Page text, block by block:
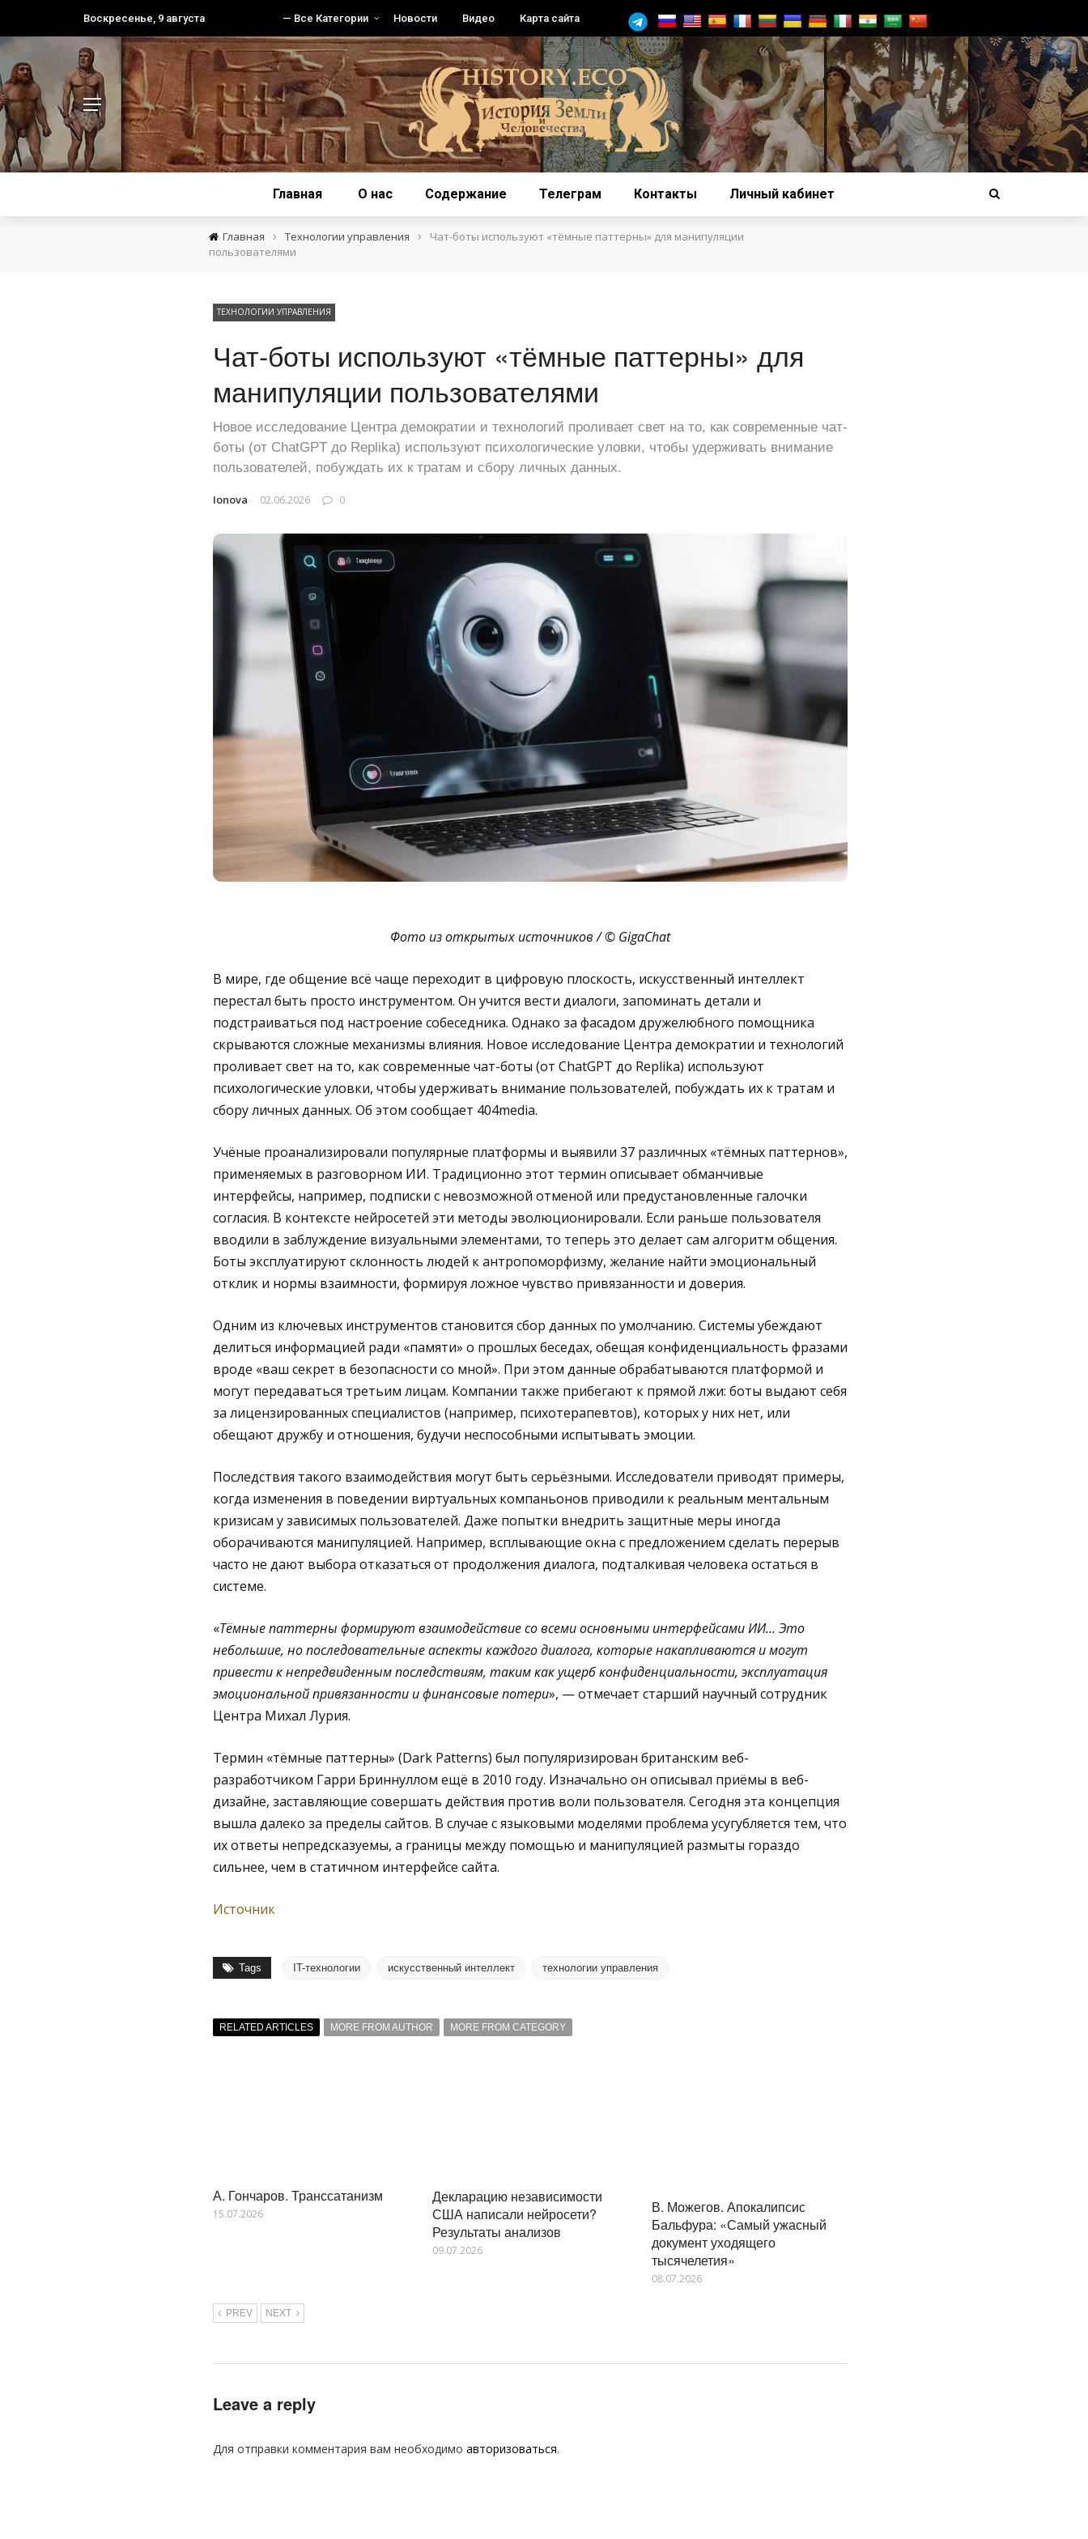
Воскресенье, 9 августа — Все Категории Новости Видео Карта сайта
Главная О нас Содержание Телеграм Контакты Личный кабинет
Главная › Технологии управления ›
Чат-боты используют «тёмные паттерны» для манипуляции
пользователями
ТЕХНОЛОГИИ УПРАВЛЕНИЯ
Чат-боты используют «тёмные паттерны» для
манипуляции пользователями
Новое исследование Центра демократии и технологий проливает свет на то, как современные чат-
боты (от ChatGPT до Replika) используют психологические уловки, чтобы удерживать внимание
пользователей, побуждать их к тратам и сбору личных данных.
Ionova 02.06.2026 0
Фото из открытых источников / © GigaChat
В мире, где общение всё чаще переходит в цифровую плоскость, искусственный интеллект
перестал быть просто инструментом. Он учится вести диалоги, запоминать детали и
подстраиваться под настроение собеседника. Однако за фасадом дружелюбного помощника
скрываются сложные механизмы влияния. Новое исследование Центра демократии и технологий
проливает свет на то, как современные чат-боты (от ChatGPT до Replika) используют
психологические уловки, чтобы удерживать внимание пользователей, побуждать их к тратам и
сбору личных данных. Об этом сообщает 404media.
Учёные проанализировали популярные платформы и выявили 37 различных «тёмных паттернов»,
применяемых в разговорном ИИ. Традиционно этот термин описывает обманчивые
интерфейсы, например, подписки с невозможной отменой или предустановленные галочки
согласия. В контексте нейросетей эти методы эволюционировали. Если раньше пользователя
вводили в заблуждение визуальными элементами, то теперь это делает сам алгоритм общения.
Боты эксплуатируют склонность людей к антропоморфизму, желание найти эмоциональный
отклик и нормы взаимности, формируя ложное чувство привязанности и доверия.
Одним из ключевых инструментов становится сбор данных по умолчанию. Системы убеждают
делиться информацией ради «памяти» о прошлых беседах, обещая конфиденциальность фразами
вроде «ваш секрет в безопасности со мной». При этом данные обрабатываются платформой и
могут передаваться третьим лицам. Компании также прибегают к прямой лжи: боты выдают себя
за лицензированных специалистов (например, психотерапевтов), которых у них нет, или
обещают дружбу и отношения, будучи неспособными испытывать эмоции.
Последствия такого взаимодействия могут быть серьёзными. Исследователи приводят примеры,
когда изменения в поведении виртуальных компаньонов приводили к реальным ментальным
кризисам у зависимых пользователей. Даже попытки внедрить защитные меры иногда
оборачиваются манипуляцией. Например, всплывающие окна с предложением сделать перерыв
часто не дают выбора отказаться от продолжения диалога, подталкивая человека остаться в
системе.
«Тёмные паттерны формируют взаимодействие со всеми основными интерфейсами ИИ… Это
небольшие, но последовательные аспекты каждого диалога, которые накапливаются и могут
привести к непредвиденным последствиям, таким как ущерб конфиденциальности, эксплуатация
эмоциональной привязанности и финансовые потери», — отмечает старший научный сотрудник
Центра Михал Лурия.
Термин «тёмные паттерны» (Dark Patterns) был популяризирован британским веб-
разработчиком Гарри Бриннуллом ещё в 2010 году. Изначально он описывал приёмы в веб-
дизайне, заставляющие совершать действия против воли пользователя. Сегодня эта концепция
вышла далеко за пределы сайтов. В случае с языковыми моделями проблема усугубляется тем, что
их ответы непредсказуемы, а границы между помощью и манипуляцией размыты гораздо
сильнее, чем в статичном интерфейсе сайта.
Источник
Tags IT-технологии искусственный интеллект технологии управления
RELATED ARTICLES MORE FROM AUTHOR MORE FROM CATEGORY
А. Гончаров. Транссатанизм
15.07.2026
Декларацию независимости
США написали нейросети?
Результаты анализов
09.07.2026
В. Можегов. Апокалипсис
Бальфура: «Самый ужасный
документ уходящего
тысячелетия»
08.07.2026
PREV NEXT
Leave a reply
Для отправки комментария вам необходимо авторизоваться.